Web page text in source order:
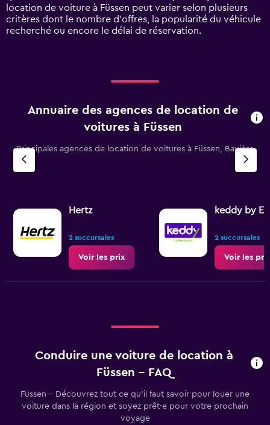
axis
displaying
values.
Range:
location de voiture à Füssen peut varier selon plusieurs
critères dont le nombre d’offres, la popularité du véhicule
recherché ou encore le délai de réservation.
Annuaire des agences de location de
voitures à Füssen
Principales agences de location de voitures à Füssen, Bavière
Hertz
2 succursales
Voir les prix
keddy by
2 succursales
Voir les prix
Conduire une voiture de location à
Füssen - FAQ
Füssen - Découvrez tout ce qu’il faut savoir pour louer une
voiture dans la région et soyez prêt·e pour votre prochain
voyage